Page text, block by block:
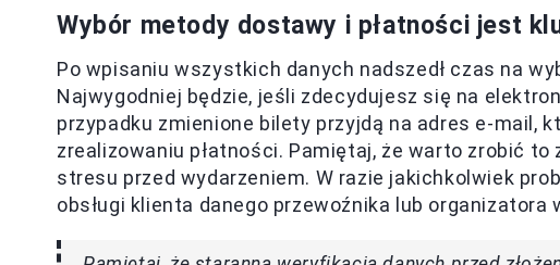
Wybór metody dostawy i płatności jest
Po wpisaniu wszystkich danych nadszedł czas na
Najwygodniej będzie, jeśli zdecydujesz się na
przypadku zmienione bilety przyjdą na adres e-mail,
zrealizowaniu płatności. Pamiętaj, że warto zrobić
stresu przed wydarzeniem. W razie jakichkolwiek
obsługi klienta danego przewoźnika lub organizatora